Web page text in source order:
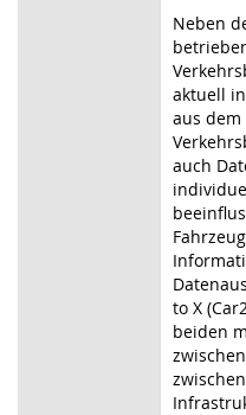
Neben
aktuell
aus
auch
to X
beiden